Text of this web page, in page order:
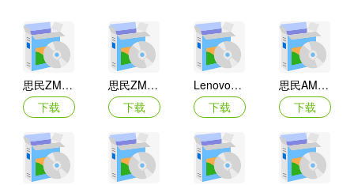
思民ZM-PC200摄像头驱动
下载
思民ZM-PC100摄像头驱动
下载
Lenovo联想ThinkPad Tablet 2平板电脑摄像头驱动
下载
思民AMCAP ZM-PC100摄像头驱动
下载